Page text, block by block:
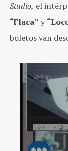
Studio, el
“Flaca” y
boletos van